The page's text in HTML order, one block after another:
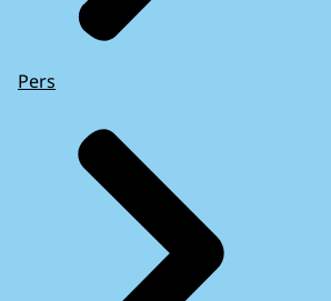
Pers